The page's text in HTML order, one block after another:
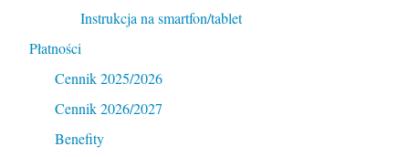
Instrukcja na smartfon/tablet
Płatności
Cennik 2025/2026
Cennik 2026/2027
Benefity